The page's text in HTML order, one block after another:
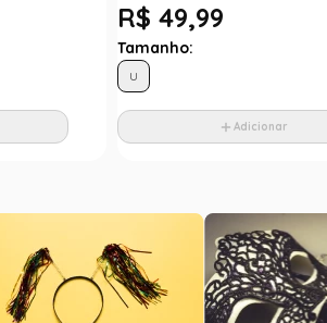
R$ 49,99
Tamanho:
U
Adicionar